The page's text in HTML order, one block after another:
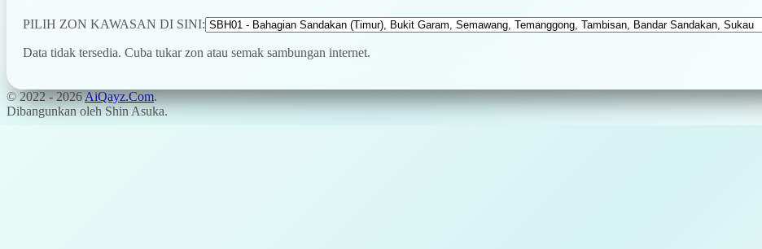
PILIH ZON KAWASAN DI SINI:
Data tidak tersedia. Cuba tukar zon atau semak sambungan internet.
© 2022 -2026AiQayz.Com.
Dibangunkan oleh Shin Asuka.